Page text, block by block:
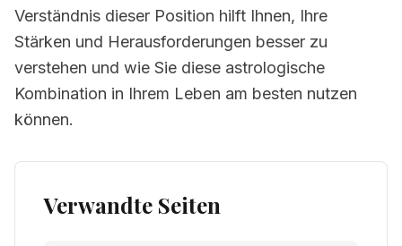
Verständnis dieser Position hilft Ihnen, Ihre
Stärken und Herausforderungen besser zu
verstehen und wie Sie diese astrologische
Kombination in Ihrem Leben am besten nutzen
können.
Verwandte Seiten